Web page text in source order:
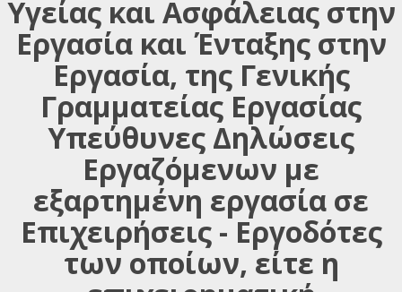
Υγείας και Ασφάλειας στην
Εργασία και Ένταξης στην
Εργασία, της Γενικής
Γραμματείας Εργασίας
Υπεύθυνες Δηλώσεις
Εργαζόμενων με
εξαρτημένη εργασία σε
Επιχειρήσεις - Εργοδότες
των οποίων, είτε η